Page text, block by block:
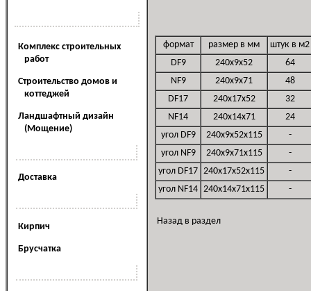
Комплекс строительных
работ
Cтроительство домов и
коттеджей
Ландшафтный дизайн
(Мощение)
Доставка
Кирпич
Брусчатка
формат размер в мм
штук в м2
DF9
240x9x52
64
NF9
240x9x71
48
DF17
240x17x52
32
NF14
240x14x71
24
угол DF9
240x9x52x115
-
угол NF9
240x9x71x115
-
угол DF17 240x17x52x115
-
угол NF14 240x14x71x115 -
Назад в раздел